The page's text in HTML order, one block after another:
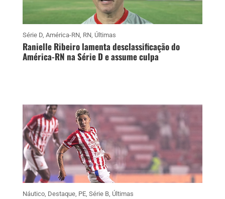
Série D, América-RN, RN, Últimas
Ranielle Ribeiro lamenta desclassificação do
América-RN na Série D e assume culpa
Náutico, Destaque, PE, Série B, Últimas